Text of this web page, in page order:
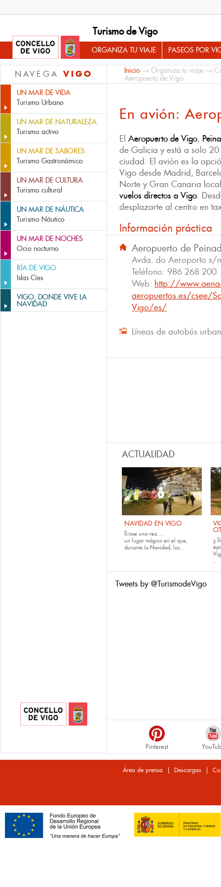
Turismo de Vigo
ORGANIZA TU VIAJE PASEOS POR
NAVEGA VIGO
UN MAR DE VIDA
Turismo Urbano
UN MAR DE NATURALEZA
Turismo activo
UN MAR DE SABORES
Turismo Gastronómico
UN MAR DE CULTURA
Turismo cultural
UN MAR DE NÁUTICA
Turismo Náutico
UN MAR DE NOCHES
Ocio nocturno
RÍA DE VIGO
Islas Cíes
VIGO, DONDE VIVE LA
NAVIDAD
Inicio → Organiza tu viaje →
Aeropuerto de Vigo
En avión:
El Aeropuerto de Vigo,
de Galicia y está a solo
ciudad. El avión es la
Vigo desde Madrid,
Norte y Gran Canaria
vuelos directos a Vigo.
desplazarte al centro en
Información práctica
Aeropuerto de
Avda. do Aeroporto s/
Teléfono: 986 268 200
Web: http://
aeropuertos.es/csee/
Vigo/es/
Líneas de autobús
ACTUALIDAD
NAVIDAD EN VIGO
Érase una vez ...
un lugar mágico en el que,
durante la Navidad, los...
¿
...
Tweets by @TurismodeVigo
Pinterest
Área de prensa | Descargas|